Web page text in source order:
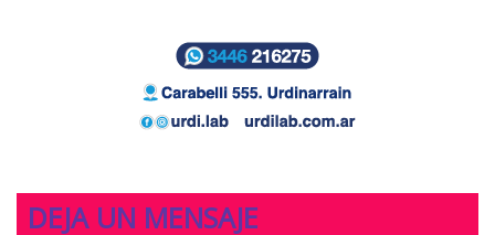
DEJA UN MENSAJE